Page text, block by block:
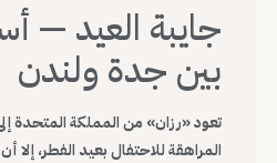
جايبة العيد —
بين جدة ولندن
تعود «رزان» من المملكة المتحدة
المراهقة للاحتفال بعيد الفطر، إلا